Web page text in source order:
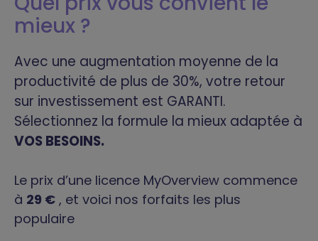
mieux ?
Avec une augmentation moyenne de la
productivité de plus de 30%, votre retour
sur investissement est GARANTI.
Sélectionnez la formule la mieux adaptée à
VOS BESOINS.
Le prix d’une licence MyOverview commence
à 29 € , et voici nos forfaits les plus
populaire